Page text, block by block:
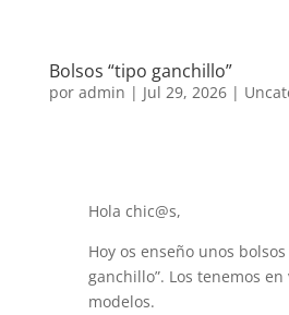
Bolsos “tipo ganchillo”
por admin | Jul 29, 2026|
Hola chic@s,
Hoy os enseño unos bolsos
ganchillo”. Los tenemos
modelos.